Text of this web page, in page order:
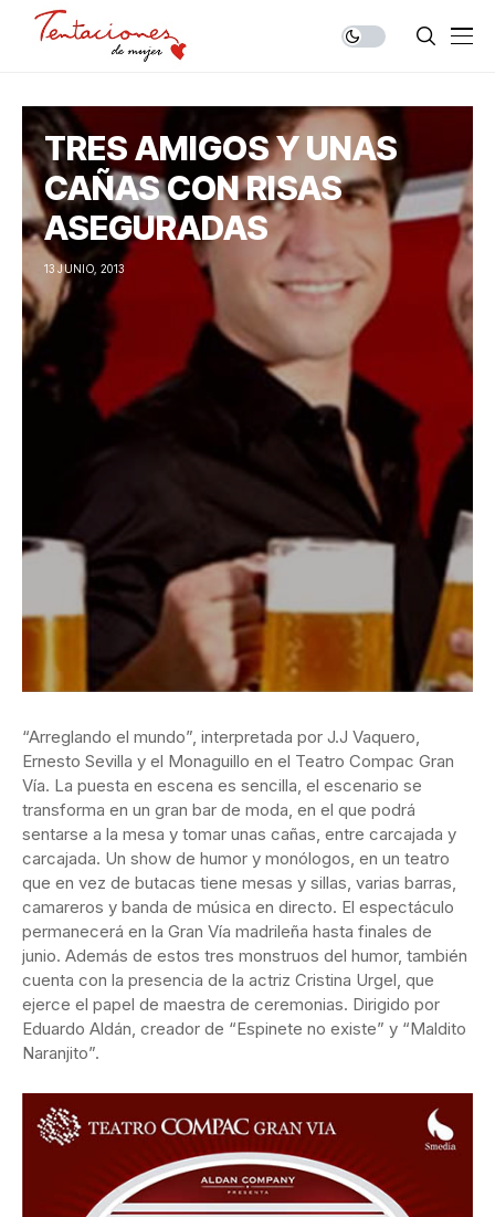
TRES AMIGOS Y UNAS
CAÑAS CON RISAS
ASEGURADAS
13 JUNIO, 2013
“Arreglando el mundo”, interpretada por J.J Vaquero,
Ernesto Sevilla y el Monaguillo en el Teatro Compac Gran
Vía. La puesta en escena es sencilla, el escenario se
transforma en un gran bar de moda, en el que podrá
sentarse a la mesa y tomar unas cañas, entre carcajada y
carcajada. Un show de humor y monólogos, en un teatro
que en vez de butacas tiene mesas y sillas, varias barras,
camareros y banda de música en directo. El espectáculo
permanecerá en la Gran Vía madrileña hasta finales de
junio. Además de estos tres monstruos del humor, también
cuenta con la presencia de la actriz Cristina Urgel, que
ejerce el papel de maestra de ceremonias. Dirigido por
Eduardo Aldán, creador de “Espinete no existe” y “Maldito
Naranjito”.